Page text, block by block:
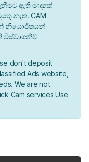
ඇති මාද්‍යක්
නැත. CAM
නියොජිතයන්
විස්වාශනීව
don't deposit
Ads website,
We are not
Cam services Use